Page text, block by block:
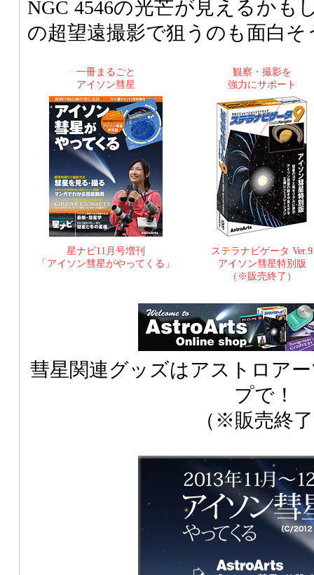
NGC 4546の光芒が見えるかも
の超望遠撮影で狙うのも面白そ
一冊まるごと
アイソン彗星
星ナビ11月号増刊
「アイソン彗星がやってくる」
観察・撮影を
強力にサポート
ステラナビゲータ Ver.9
アイソン彗星特別版
（※販売終了）
彗星関連グッズはアストロア
プで！
（※販売終